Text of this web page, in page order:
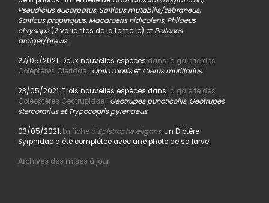
Pseudicius eucarpatus, Salticus mutabilis/zebraneus,
Salticus propinquus, Macaroeris nidicolens, Philaeus
chrysops(2 variantes de la femelle) et Pellenes
arciger/brevis.
27/05/2021. Deux nouvelles espèces dans la galerie des
Coléptères Cleridae: Opilo molliset Clerus mutillarius.
23/05/2021. Trois nouvelles espèces dans la galerie des
Coléoptères Geotrupidae: Geotrupes puncticollis, Geotrupes
stercorarius et Trypocopris pyrenaeus.
03/05/2021. La fiche d’Epistrophe eligans,un Diptère
Syrphidae a été complétée avec une photo de sa larve.
Archives des mises à jour